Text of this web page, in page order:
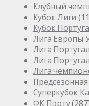
Клубный
Кубок Лиги
Кубок
Лига Европы
Лига
Лига
Лига
Суперкубок
ФК Порту(287)